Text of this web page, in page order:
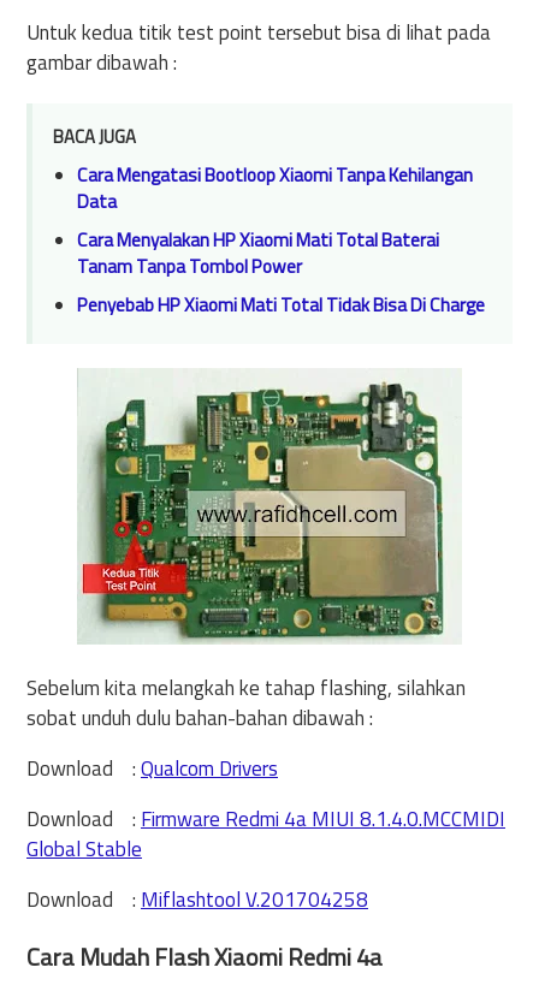
Untuk kedua titik test point tersebut bisa di lihat pada
gambar dibawah :
BACA JUGA
Cara Mengatasi Bootloop Xiaomi Tanpa Kehilangan
Data
Cara Menyalakan HP Xiaomi Mati Total Baterai
Tanam Tanpa Tombol Power
Penyebab HP Xiaomi Mati Total Tidak Bisa Di Charge
Sebelum kita melangkah ke tahap flashing, silahkan
sobat unduh dulu bahan-bahan dibawah :
Download :Qualcom Drivers
Download : Firmware Redmi 4aMIUI 8.1.4.0.MCCMIDI
Global Stable
Download : Miflashtool V.201704258
Cara Mudah Flash Xiaomi Redmi 4a